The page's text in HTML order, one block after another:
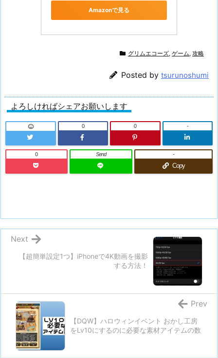
Amazonで見る
グリムエコーズ, ゲーム, 攻略
Posted by tsurunoshumi
よろしければシェアお願いします
0 0 -
0 Send
Copy
-
【超簡単設定1つ】iPhoneで4K動画を撮影
する方法！
Next
【DQW】ハロウィンイベント おかし工房
をLv10にするのに必要な素材アイテムの数
Prev